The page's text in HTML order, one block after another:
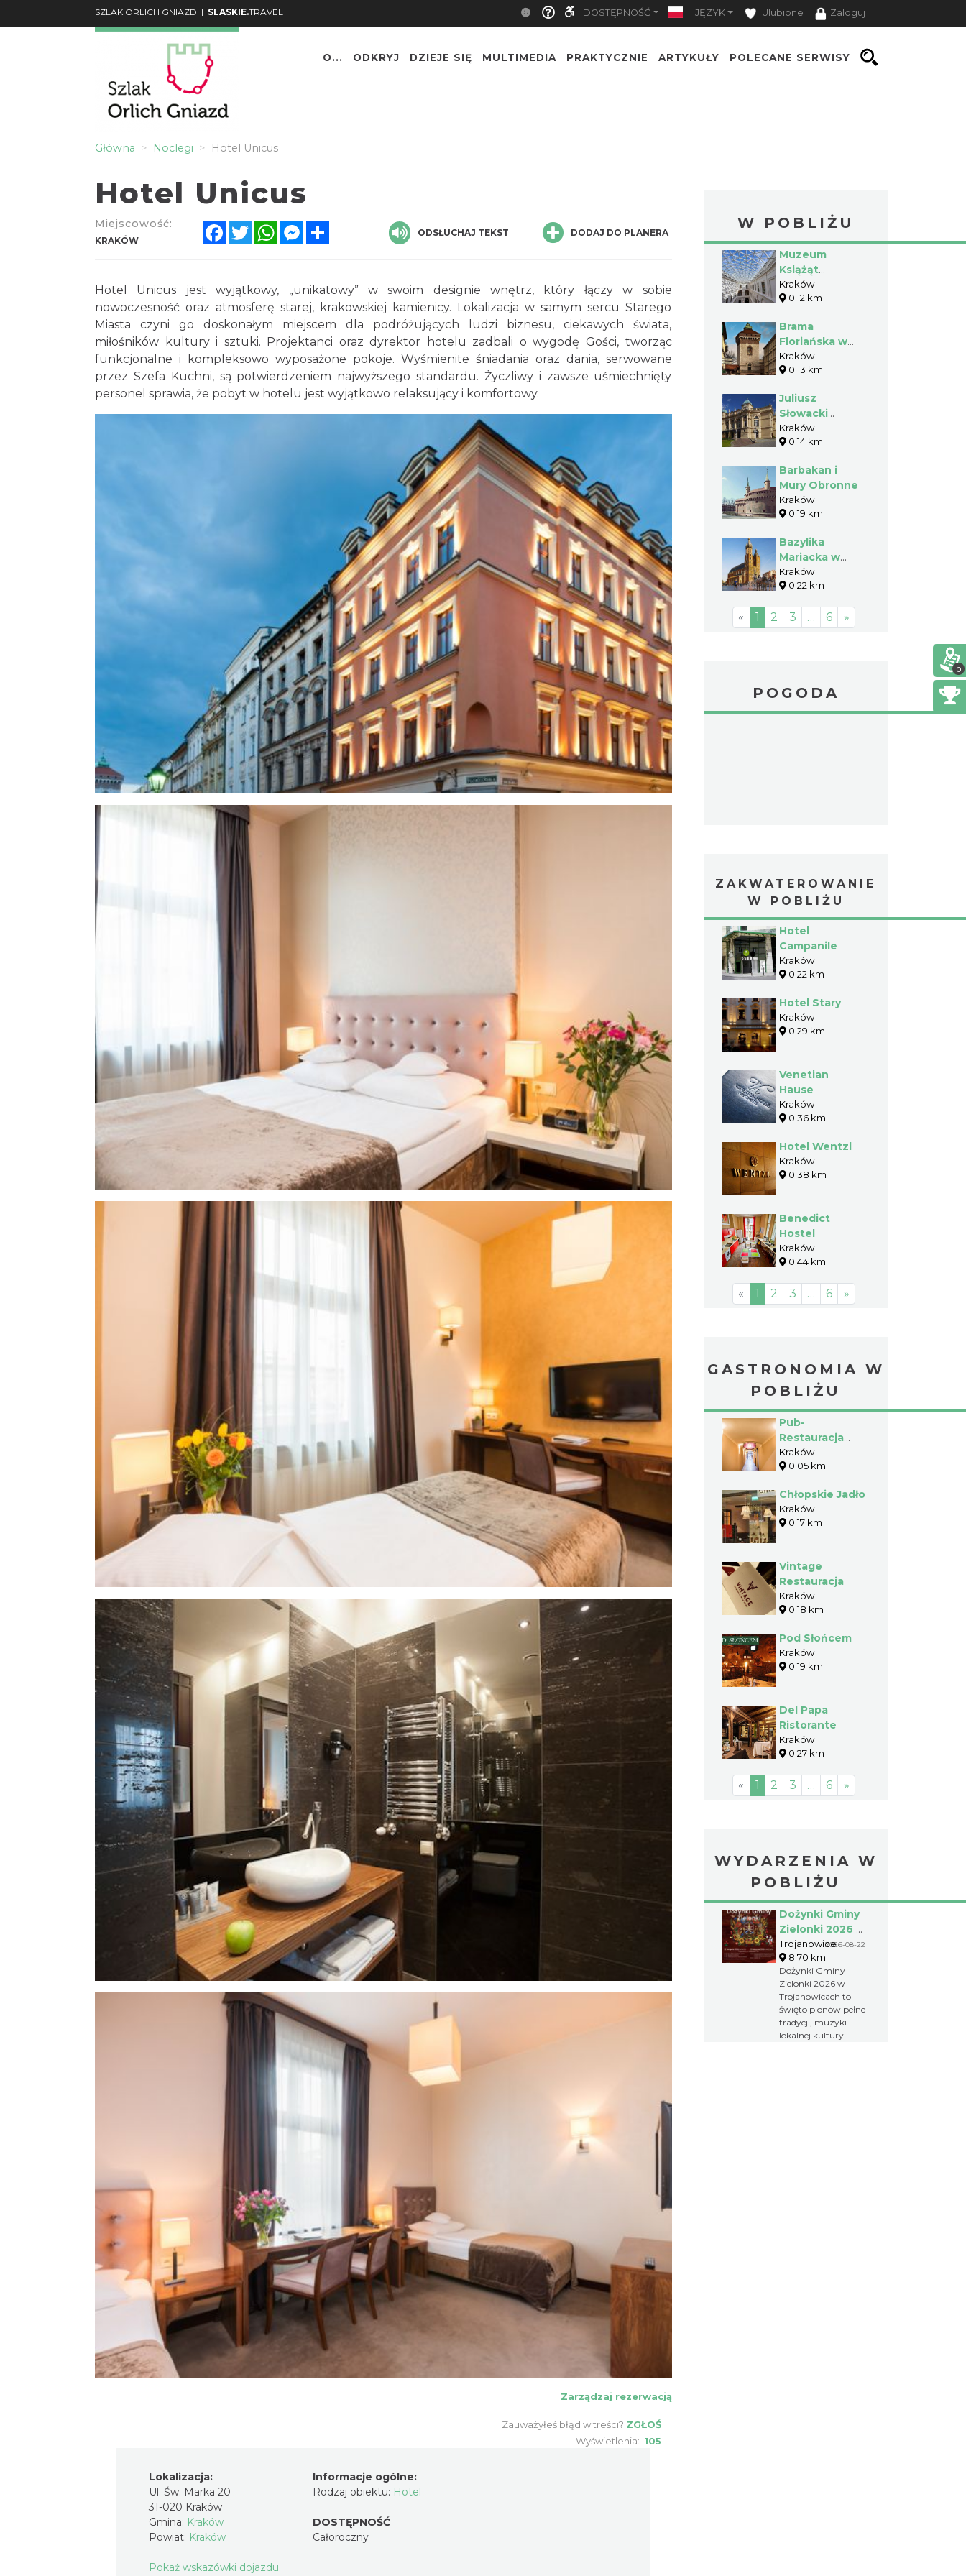
SZLAK ORLICH GNIAZD | SLASKIE.TRAVEL DOSTĘPNOŚĆ JĘZYK Ulubione Zaloguj
O... ODKRYJ DZIEJE SIĘ MULTIMEDIA PRAKTYCZNIE ARTYKUŁY POLECANE SERWISY
Główna Noclegi Hotel Unicus
Hotel Unicus
Miejscowość:
KRAKÓW
FacebookTwitterWhatsAppMessenger ODSŁUCHAJ TEKST DODAJ DO PLANERA
Hotel Unicus jest wyjątkowy, „unikatowy” w swoim designie wnętrz, który łączy w sobie
nowoczesność oraz atmosferę starej, krakowskiej kamienicy. Lokalizacja w samym sercu Starego
Miasta czyni go doskonałym miejscem dla podróżujących ludzi biznesu, ciekawych świata,
miłośników kultury i sztuki. Projektanci oraz dyrektor hotelu zadbali o wygodę Gości, tworząc
funkcjonalne i kompleksowo wyposażone pokoje. Wyśmienite śniadania oraz dania, serwowane
przez Szefa Kuchni, są potwierdzeniem najwyższego standardu. Życzliwy i zawsze uśmiechnięty
personel sprawia, że pobyt w hotelu jest wyjątkowo relaksujący i komfortowy.
Zarządzaj rezerwacją
Zauważyłeś błąd w treści? ZGŁOŚ
Wyświetlenia: 105
Lokalizacja:
Ul. Św. Marka 20
31-020 Kraków
Gmina: Kraków
Powiat: Kraków
Pokaż wskazówki dojazdu
Informacje ogólne:
Rodzaj obiektu: Hotel
DOSTĘPNOŚĆ
Całoroczny
W POBLIŻU
Muzeum
Książąt
Czartoryskich
Kraków
0.12 km
Brama
Floriańska w
Krakowie
Kraków
0.13 km
Juliusz
Słowacki
Theater
Kraków
0.14 km
Barbakan i
Mury Obronne
Kraków
0.19 km
Bazylika
Mariacka w
Krakowie
Kraków
0.22 km
« 1 2 3 … 6 »
POGODA
ZAKWATEROWANIE
W POBLIŻU
Hotel
Campanile
Kraków
0.22 km
Hotel Stary
Kraków
0.29 km
Venetian
Hause
Kraków
0.36 km
Hotel Wentzl
Kraków
0.38 km
Benedict
Hostel
Kraków
0.44 km
« 1 2 3 … 6 »
GASTRONOMIA W
POBLIŻU
Pub-
Restauracja
Piwnica Pod
Złotą Pipą
Kraków
0.05 km
Chłopskie Jadło
Kraków
0.17 km
Vintage
Restauracja
Kraków
0.18 km
Pod Słońcem
Kraków
0.19 km
Del Papa
Ristorante
Kraków
0.27 km
« 1 2 3 … 6 »
WYDARZENIA W
POBLIŻU
Dożynki Gminy
Zielonki 2026 w
Trojanowicach
Trojanowice2026-08-22
8.70 km
Dożynki Gminy
Zielonki 2026 w
Trojanowicach to
święto plonów pełne
tradycji, muzyki i
lokalnej kultury.
0